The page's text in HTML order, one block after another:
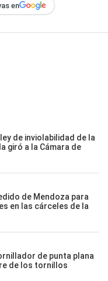
en
de inviolabilidad de la
giró a la Cámara de
de Mendoza para
en las cárceles de la
de punta plana
de los tornillos